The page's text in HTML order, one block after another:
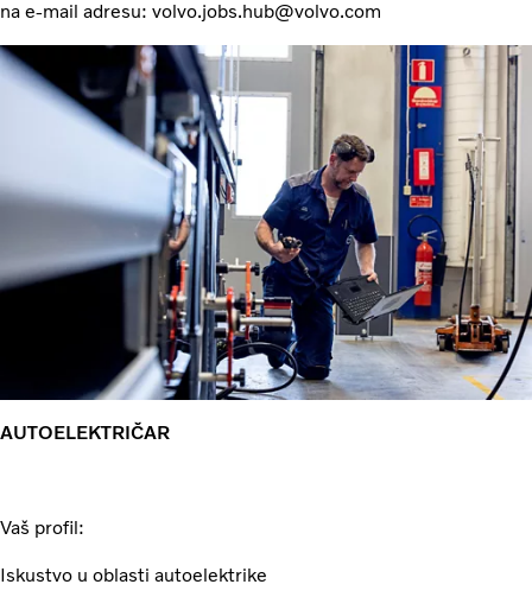
na e-mail adresu: volvo.jobs.hub@volvo.com
AUTOELEKTRIČAR
Vaš profil:
Iskustvo u oblasti autoelektrike